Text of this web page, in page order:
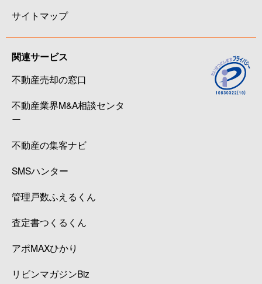
サイトマップ
関連サービス
不動産売却の窓口
不動産業界M&A相談センタ
ー
不動産の集客ナビ
SMSハンター
管理戸数ふえるくん
査定書つくるくん
アポMAXひかり
リビンマガジンBiz